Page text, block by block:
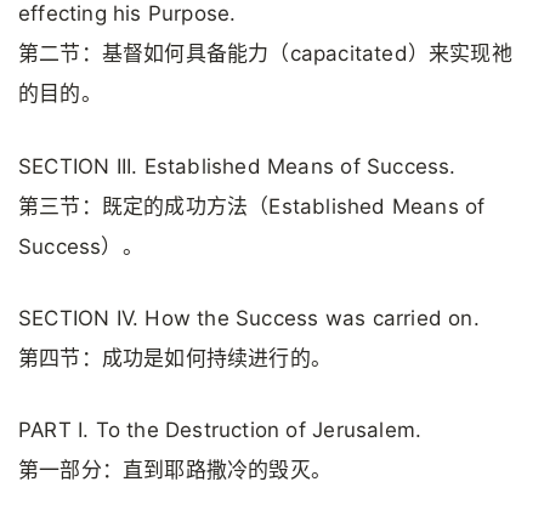
effecting his Purpose.
第二节：基督如何具备能力（capacitated）来实现祂
的目的。
SECTION III. Established Means of Success.
第三节：既定的成功方法（Established Means of
Success）。
SECTION IV. How the Success was carried on.
第四节：成功是如何持续进行的。
PART I. To the Destruction of Jerusalem.
第一部分：直到耶路撒冷的毁灭。